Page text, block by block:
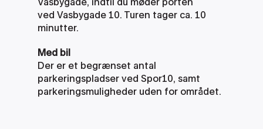
ved Vasbygade 10. Turen tager ca. 10
minutter.
Med bil
Der er et begrænset antal
parkeringspladser ved Spor10, samt
parkeringsmuligheder uden for området.